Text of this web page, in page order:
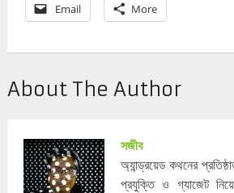
Email More
About The Author
সজীব
অ্যান্ড্রয়েড কথনের
প্রযুক্তি ও গ্যাজেট